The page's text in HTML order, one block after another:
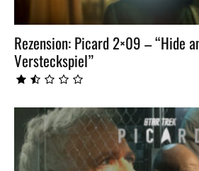
Rezension: Picard 2×09 – “Hide
Versteckspiel”